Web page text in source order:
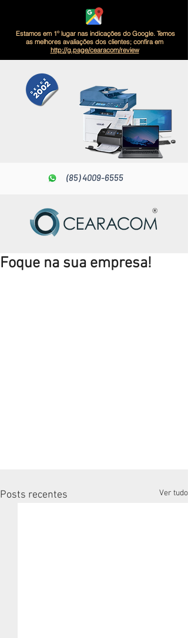
Estamos em 1º lugar nas indicações do Google. Temos
as melhores avaliações dos clientes; confira em
http://g.page/cearacom/review
(85) 4009-6555
Foque na sua empresa!
Posts recentes Ver tudo